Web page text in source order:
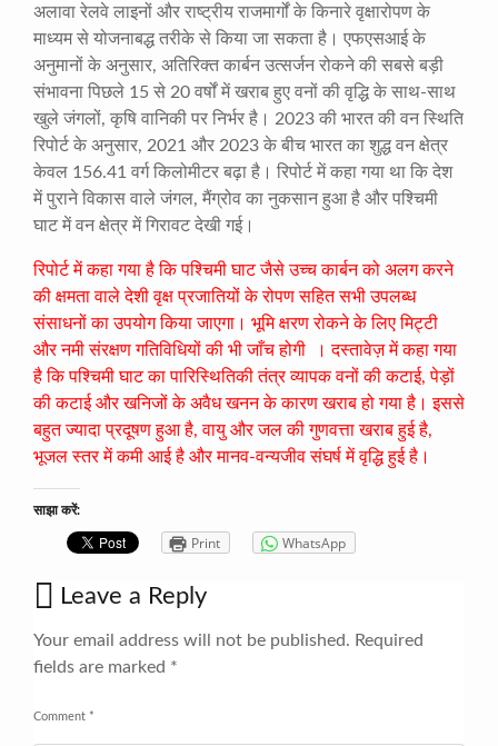
अलावा रेलवे लाइनों और राष्ट्रीय राजमार्गों के किनारे वृक्षारोपण के
माध्यम से योजनाबद्ध तरीके से किया जा सकता है। एफएसआई के
अनुमानों के अनुसार, अतिरिक्त कार्बन उत्सर्जन रोकने की सबसे बड़ी
संभावना पिछले 15 से 20 वर्षों में खराब हुए वनों की वृद्धि के साथ-साथ
खुले जंगलों, कृषि वानिकी पर निर्भर है। 2023 की भारत की वन स्थिति
रिपोर्ट के अनुसार, 2021 और 2023 के बीच भारत का शुद्ध वन क्षेत्र
केवल 156.41 वर्ग किलोमीटर बढ़ा है। रिपोर्ट में कहा गया था कि देश
में पुराने विकास वाले जंगल, मैंग्रोव का नुकसान हुआ है और पश्चिमी
घाट में वन क्षेत्र में गिरावट देखी गई।
रिपोर्ट में कहा गया है कि पश्चिमी घाट जैसे उच्च कार्बन को अलग करने
की क्षमता वाले देशी वृक्ष प्रजातियों के रोपण सहित सभी उपलब्ध
संसाधनों का उपयोग किया जाएगा। भूमि क्षरण रोकने के लिए मिट्टी
और नमी संरक्षण गतिविधियों की भी जाँच होगी । दस्तावेज़ में कहा गया
है कि पश्चिमी घाट का पारिस्थितिकी तंत्र व्यापक वनों की कटाई, पेड़ों
की कटाई और खनिजों के अवैध खनन के कारण खराब हो गया है। इससे
बहुत ज्यादा प्रदूषण हुआ है, वायु और जल की गुणवत्ता खराब हुई है,
भूजल स्तर में कमी आई है और मानव-वन्यजीव संघर्ष में वृद्धि हुई है।
साझा करें:
Print WhatsApp
Leave a Reply
Your email address will not be published. Required
fields are marked *
Comment *